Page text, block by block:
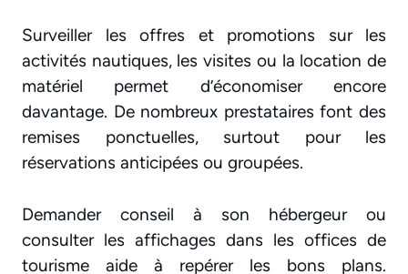
Surveiller les offres et promotions sur les
activités nautiques, les visites ou la location de
matériel permet d’économiser encore
davantage. De nombreux prestataires font des
remises ponctuelles, surtout pour les
réservations anticipées ou groupées.
Demander conseil à son hébergeur ou
consulter les affichages dans les offices de
tourisme aide à repérer les bons plans.